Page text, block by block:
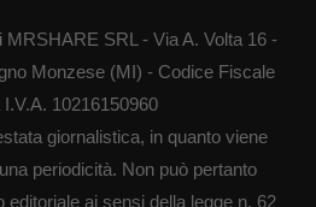
MRSHARE SRL - Via A. Volta 16 -
Monzese (MI) - Codice Fiscale
10216150960
giornalistica, in quanto viene
periodicità. Non può pertanto
editoriale ai sensi della legge n. 62